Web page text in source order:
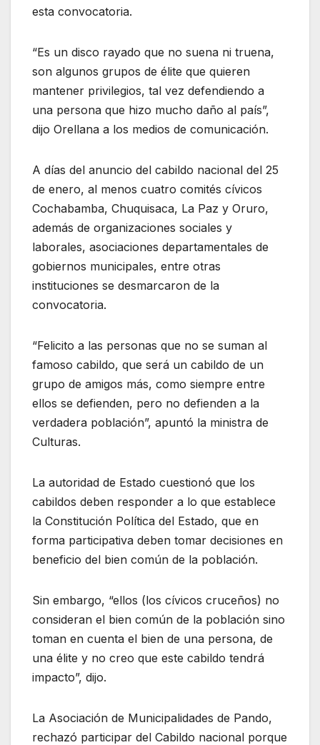
esta convocatoria.
“Es un disco rayado que no suena ni truena,
son algunos grupos de élite que quieren
mantener privilegios, tal vez defendiendo a
una persona que hizo mucho daño al país”,
dijo Orellana a los medios de comunicación.
A días del anuncio del cabildo nacional del 25
de enero, al menos cuatro comités cívicos
Cochabamba, Chuquisaca, La Paz y Oruro,
además de organizaciones sociales y
laborales, asociaciones departamentales de
gobiernos municipales, entre otras
instituciones se desmarcaron de la
convocatoria.
“Felicito a las personas que no se suman al
famoso cabildo, que será un cabildo de un
grupo de amigos más, como siempre entre
ellos se defienden, pero no defienden a la
verdadera población”, apuntó la ministra de
Culturas.
La autoridad de Estado cuestionó que los
cabildos deben responder a lo que establece
la Constitución Política del Estado, que en
forma participativa deben tomar decisiones en
beneficio del bien común de la población.
Sin embargo, “ellos (los cívicos cruceños) no
consideran el bien común de la población sino
toman en cuenta el bien de una persona, de
una élite y no creo que este cabildo tendrá
impacto”, dijo.
La Asociación de Municipalidades de Pando,
rechazó participar del Cabildo nacional porque